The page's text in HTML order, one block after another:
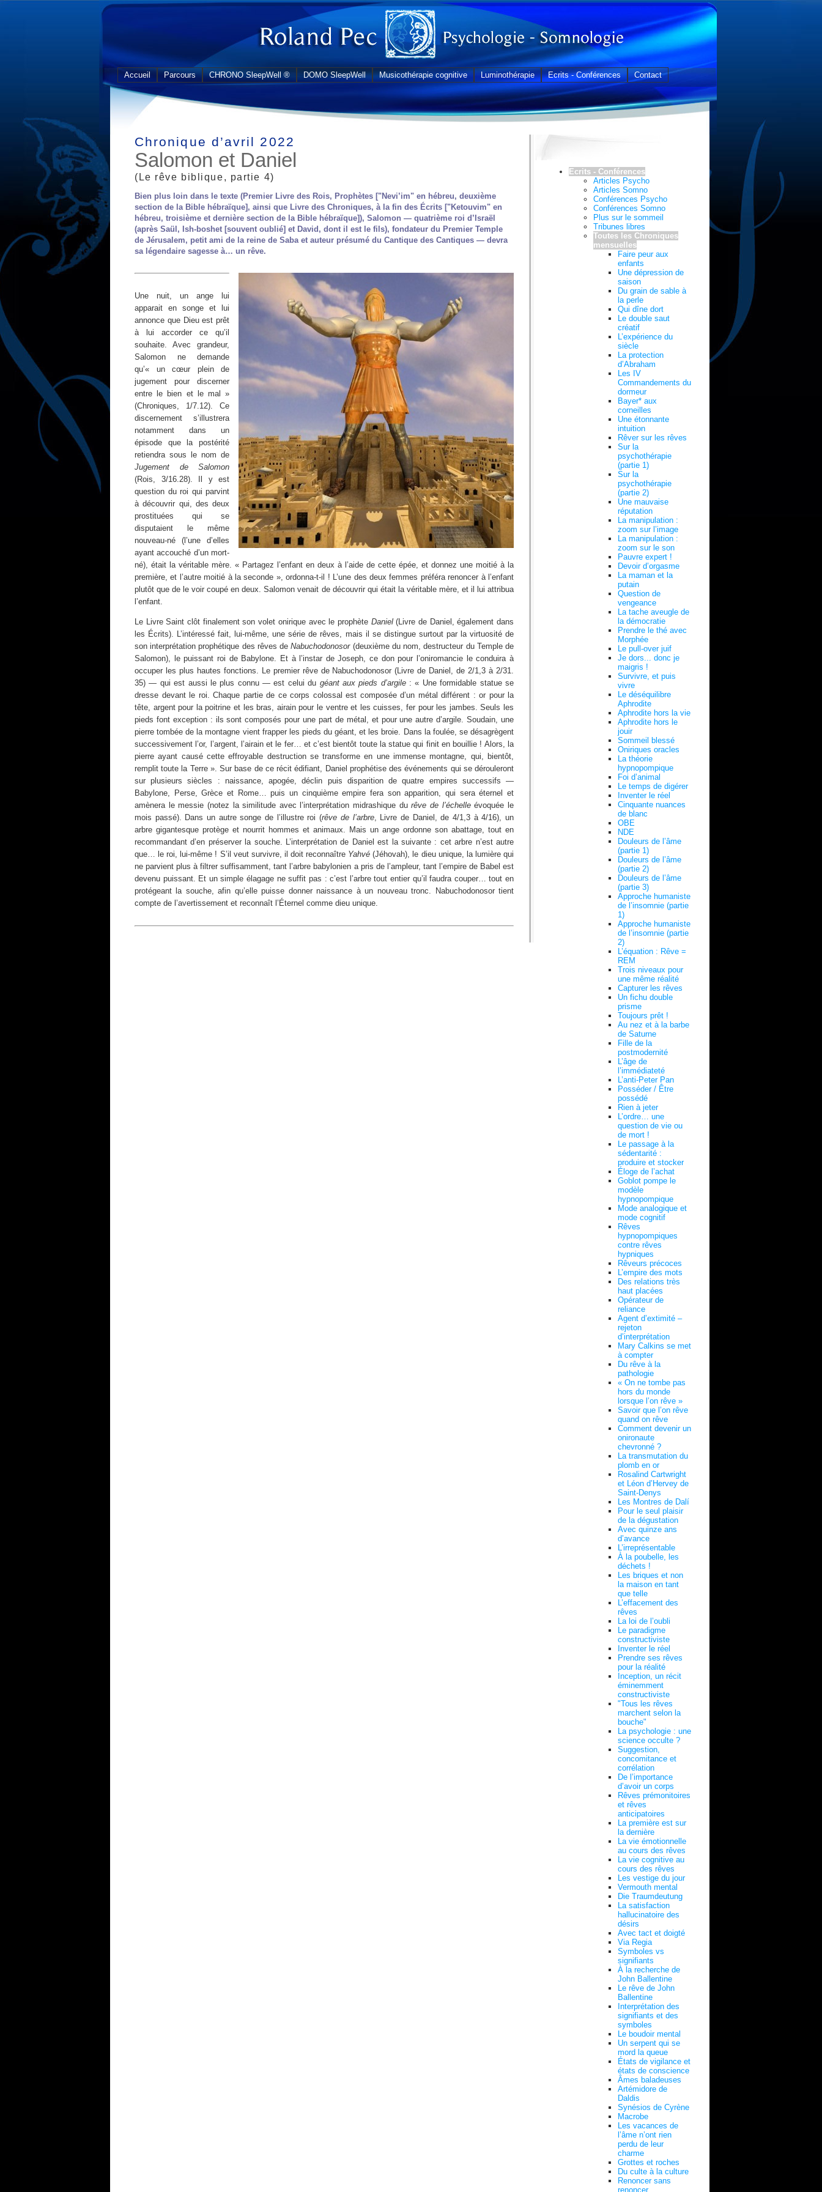
Accueil Parcours CHRONO SleepWell ® DOMO SleepWell Musicothérapie cognitive Luminothérapie Ecrits - Conférences Contact
Chronique d’avril 2022
Salomon et Daniel
(Le rêve biblique, partie 4)
Bien plus loin dans le texte (Premier Livre des Rois, Prophètes ["Nevi’im" en hébreu, deuxième
section de la Bible hébraïque], ainsi que Livre des Chroniques, à la fin des Écrits ["Ketouvim" en
hébreu, troisième et dernière section de la Bible hébraïque]), Salomon — quatrième roi d’Israël
(après Saül, Ish-boshet [souvent oublié] et David, dont il est le fils), fondateur du Premier Temple
de Jérusalem, petit ami de la reine de Saba et auteur présumé du Cantique des Cantiques — devra
sa légendaire sagesse à… un rêve.
Une nuit, un ange lui
apparait en songe et lui
annonce que Dieu est prêt
à lui accorder ce qu’il
souhaite. Avec grandeur,
Salomon ne demande
qu’« un cœur plein de
jugement pour discerner
entre le bien et le mal »
(Chroniques, 1/7.12). Ce
discernement s’illustrera
notamment dans un
épisode que la postérité
retiendra sous le nom de
Jugement de Salomon
(Rois, 3/16.28). Il y est
question du roi qui parvint
à découvrir qui, des deux
prostituées qui se
disputaient le même
nouveau-né (l’une d’elles
ayant accouché d’un mort-
né), était la véritable mère. « Partagez l’enfant en deux à l’aide de cette épée, et donnez une moitié à la
première, et l’autre moitié à la seconde », ordonna-t-il ! L’une des deux femmes préféra renoncer à l’enfant
plutôt que de le voir coupé en deux. Salomon venait de découvrir qui était la véritable mère, et il lui attribua
l’enfant.
Le Livre Saint clôt finalement son volet onirique avec le prophète Daniel(Livre de Daniel, également dans
les Écrits). L’intéressé fait, lui-même, une série de rêves, mais il se distingue surtout par la virtuosité de
son interprétation prophétique des rêves deNabuchodonosor(deuxième du nom, destructeur du Temple de
Salomon), le puissant roi de Babylone. Et à l’instar de Joseph, ce don pour l’oniromancie le conduira à
occuper les plus hautes fonctions. Le premier rêve de Nabuchodonosor (Livre de Daniel, de 2/1,3 à 2/31.
35) — qui est aussi le plus connu — est celui du géant aux pieds d’argile: « Une formidable statue se
dresse devant le roi. Chaque partie de ce corps colossal est composée d’un métal différent : or pour la
tête, argent pour la poitrine et les bras, airain pour le ventre et les cuisses, fer pour les jambes. Seuls les
pieds font exception : ils sont composés pour une part de métal, et pour une autre d’argile. Soudain, une
pierre tombée de la montagne vient frapper les pieds du géant, et les broie. Dans la foulée, se désagrègent
successivement l’or, l’argent, l’airain et le fer… et c’est bientôt toute la statue qui finit en bouillie ! Alors, la
pierre ayant causé cette effroyable destruction se transforme en une immense montagne, qui, bientôt,
remplit toute la Terre ». Sur base de ce récit édifiant, Daniel prophétise des événements qui se dérouleront
sur plusieurs siècles : naissance, apogée, déclin puis disparition de quatre empires successifs —
Babylone, Perse, Grèce et Rome… puis un cinquième empire fera son apparition, qui sera éternel et
amènera le messie (notez la similitude avec l’interprétation midrashique durêve de l’échelleévoquée le
mois passé). Dans un autre songe de l’illustre roi (rêve de l’arbre, Livre de Daniel, de 4/1,3 à 4/16), un
arbre gigantesque protège et nourrit hommes et animaux. Mais un ange ordonne son abattage, tout en
recommandant d’en préserver la souche. L’interprétation de Daniel est la suivante : cet arbre n’est autre
que… le roi, lui-même ! S’il veut survivre, il doit reconnaître Yahvé (Jéhovah), le dieu unique, la lumière qui
ne parvient plus à filtrer suffisamment, tant l’arbre babylonien a pris de l’ampleur, tant l’empire de Babel est
devenu puissant. Et un simple élagage ne suffit pas : c’est l’arbre tout entier qu’il faudra couper… tout en
protégeant la souche, afin qu’elle puisse donner naissance à un nouveau tronc. Nabuchodonosor tient
compte de l’avertissement et reconnaît l’Éternel comme dieu unique.
Ecrits - Conférences
Articles Psycho
Articles Somno
Conférences Psycho
Conférences Somno
Plus sur le sommeil
Tribunes libres
Toutes les Chroniques
mensuelles
Faire peur aux
enfants
Une dépression de
saison
Du grain de sable à
la perle
Qui dîne dort
Le double saut
créatif
L’expérience du
siècle
La protection
d’Abraham
Les IV
Commandements du
dormeur
Bayer* aux
corneilles
Une étonnante
intuition
Rêver sur les rêves
Sur la
psychothérapie
(partie 1)
Sur la
psychothérapie
(partie 2)
Une mauvaise
réputation
La manipulation :
zoom sur l’image
La manipulation :
zoom sur le son
Pauvre expert !
Devoir d’orgasme
La maman et la
putain
Question de
vengeance
La tache aveugle de
la démocratie
Prendre le thé avec
Morphée
Le pull-over juif
Je dors... donc je
maigris !
Survivre, et puis
vivre
Le déséquilibre
Aphrodite
Aphrodite hors la vie
Aphrodite hors le
jouir
Sommeil blessé
Oniriques oracles
La théorie
hypnopompique
Foi d’animal
Le temps de digérer
Inventer le réel
Cinquante nuances
de blanc
OBE
NDE
Douleurs de l’âme
(partie 1)
Douleurs de l’âme
(partie 2)
Douleurs de l’âme
(partie 3)
Approche humaniste
de l’insomnie (partie
1)
Approche humaniste
de l’insomnie (partie
2)
L’équation : Rêve =
REM
Trois niveaux pour
une même réalité
Capturer les rêves
Un fichu double
prisme
Toujours prêt !
Au nez et à la barbe
de Saturne
Fille de la
postmodernité
L’âge de
l’immédiateté
L’anti-Peter Pan
Posséder / Être
possédé
Rien à jeter
L’ordre… une
question de vie ou
de mort !
Le passage à la
sédentarité :
produire et stocker
Éloge de l’achat
Goblot pompe le
modèle
hypnopompique
Mode analogique et
mode cognitif
Rêves
hypnopompiques
contre rêves
hypniques
Rêveurs précoces
L’empire des mots
Des relations très
haut placées
Opérateur de
reliance
Agent d’extimité –
rejeton
d’interprétation
Mary Calkins se met
à compter
Du rêve à la
pathologie
« On ne tombe pas
hors du monde
lorsque l’on rêve »
Savoir que l’on rêve
quand on rêve
Comment devenir un
onironaute
chevronné ?
La transmutation du
plomb en or
Rosalind Cartwright
et Léon d’Hervey de
Saint-Denys
Les Montres de Dalí
Pour le seul plaisir
de la dégustation
Avec quinze ans
d’avance
L’irreprésentable
À la poubelle, les
déchets !
Les briques et non
la maison en tant
que telle
L’effacement des
rêves
La loi de l’oubli
Le paradigme
constructiviste
Inventer le réel
Prendre ses rêves
pour la réalité
Inception, un récit
éminemment
constructiviste
"Tous les rêves
marchent selon la
bouche"
La psychologie : une
science occulte ?
Suggestion,
concomitance et
corrélation
De l’importance
d’avoir un corps
Rêves prémonitoires
et rêves
anticipatoires
La première est sur
la dernière
La vie émotionnelle
au cours des rêves
La vie cognitive au
cours des rêves
Les vestige du jour
Vermouth mental
Die Traumdeutung
La satisfaction
hallucinatoire des
désirs
Avec tact et doigté
Via Regia
Symboles vs
signifiants
À la recherche de
John Ballentine
Le rêve de John
Ballentine
Interprétation des
signifiants et des
symboles
Le boudoir mental
Un serpent qui se
mord la queue
États de vigilance et
états de conscience
Âmes baladeuses
Artémidore de
Daldis
Synésios de Cyrène
Macrobe
Les vacances de
l’âme n’ont rien
perdu de leur
charme
Grottes et roches
Du culte à la culture
Renoncer sans
renoncer